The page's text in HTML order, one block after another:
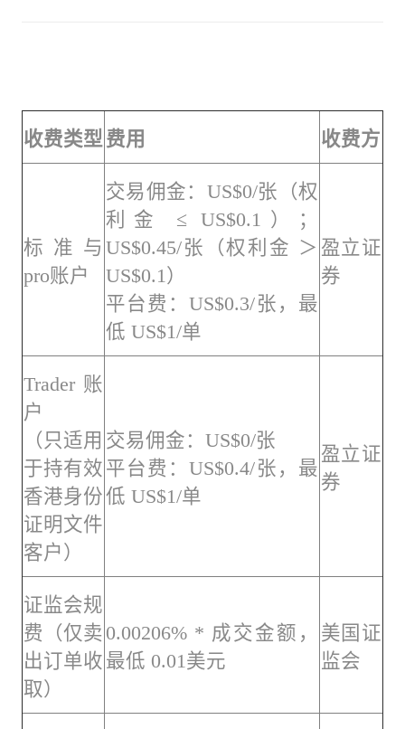
收费类型费用 收费方
标准与
pro账户
交易佣金：US$0/张（权
利金 ≤ US$0.1）；
US$0.45/张（权利金 ＞
US$0.1）
平台费：US$0.3/张，最
低 US$1/单
盈立证
券
Trader账
户
（只适用
于持有效
香港身份
证明文件
客户）
交易佣金：US$0/张
平台费：US$0.4/张，最
低 US$1/单
盈立证
券
证监会规
费（仅卖
出订单收
取）
0.00206% * 成交金额，
最低 0.01美元
美国证
监会